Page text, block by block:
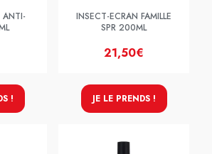
ANTI-
!
INSECT-ECRAN FAMILLE
SPR 200ML
21,50€
JE LE PRENDS !